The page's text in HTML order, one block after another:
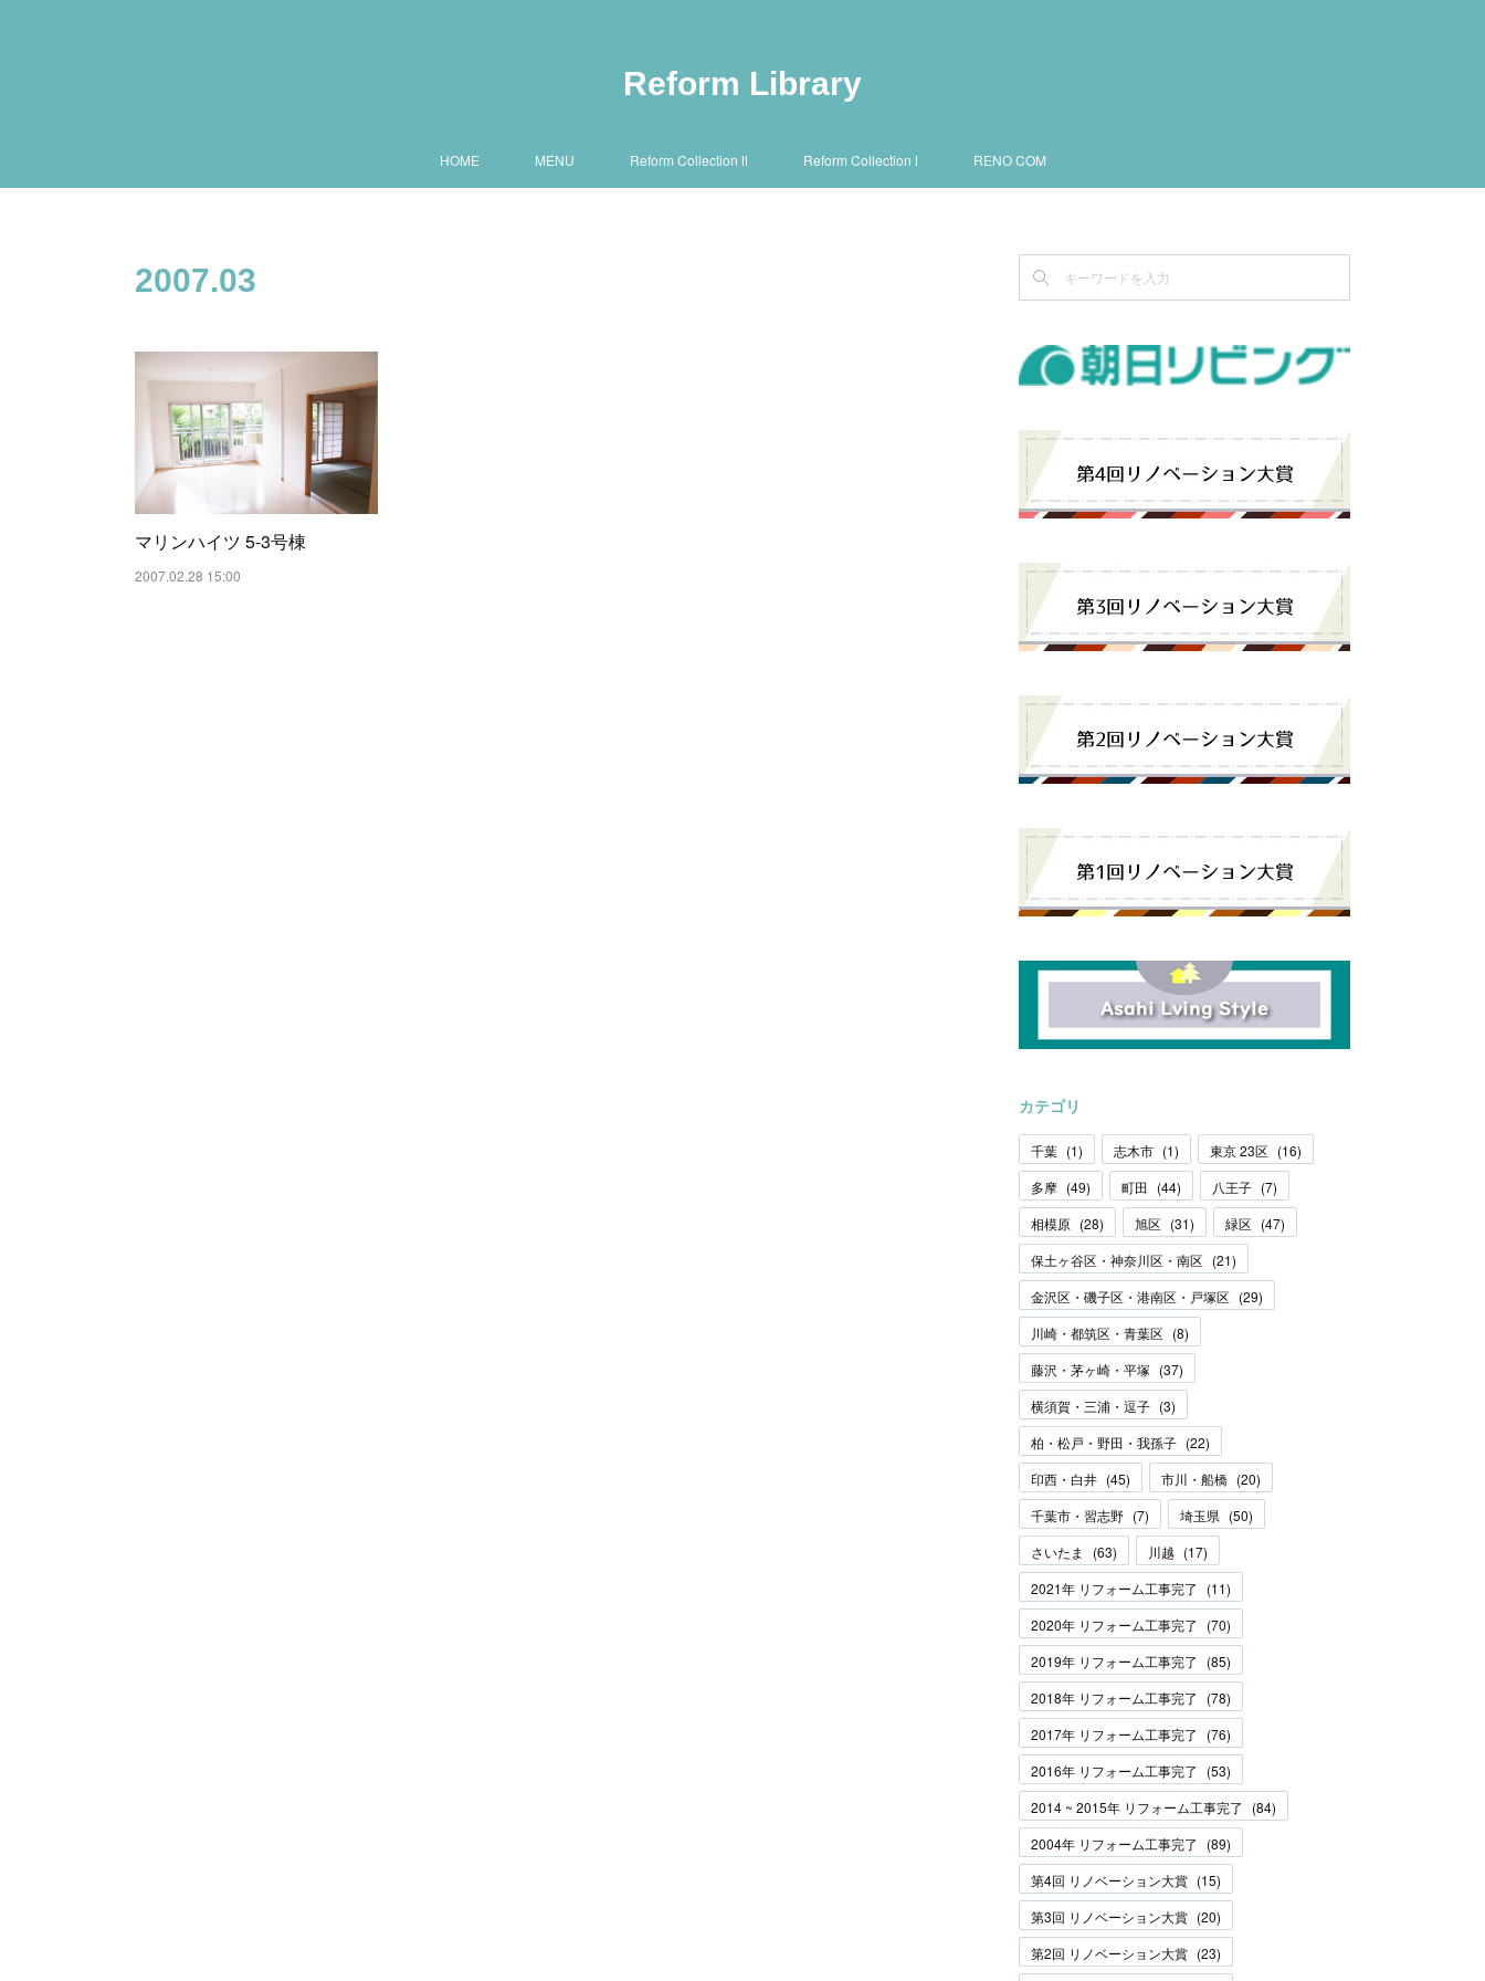
Reform Library
HOME MENU Reform Collection Ⅱ Reform Collection Ⅰ RENO COM
2007.03
マリンハイツ 5-3号棟
2007.02.28 15:00
カテゴリ
千葉 (1) 志木市 (1) 東京 23区 (16)
多摩 (49) 町田 (44) 八王子 (7)
相模原 (28) 旭区 (31) 緑区 (47)
保土ヶ谷区・神奈川区・南区 (21)
金沢区・磯子区・港南区・戸塚区 (29)
川崎・都筑区・青葉区 (8)
藤沢・茅ヶ崎・平塚 (37)
横須賀・三浦・逗子 (3)
柏・松戸・野田・我孫子 (22)
印西・白井 (45) 市川・船橋 (20)
千葉市・習志野 (7) 埼玉県 (50)
さいたま
(63) 川越 (17)
2021年 リフォーム工事完了
(11)
2020年 リフォーム工事完了
(70)
2019年 リフォーム工事完了
(85)
2018年 リフォーム工事完了
(78)
2017年 リフォーム工事完了
(76)
2016年 リフォーム工事完了
(53)
2014 ~ 2015年 リフォーム工事完了
(84)
2004年 リフォーム工事完了
(89)
第4回 リノベーション大賞 (15)
第3回 リノベーション大賞 (20)
第2回 リノベーション大賞 (23)